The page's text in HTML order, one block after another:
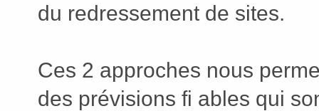
du redressement de sites.
Ces 2 approches nous
des prévisions fi ables qui